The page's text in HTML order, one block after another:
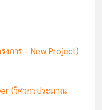
งการ - New Project)
(วิศวกรประมาณ